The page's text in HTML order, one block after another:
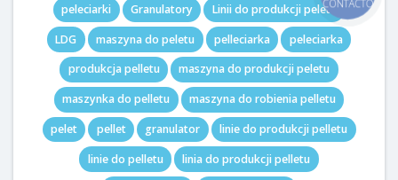
peleciarki Granulatory
Linii do produkcji peletu
LDG
maszyna do peletu pelleciarka
peleciarka
produkcja pelletu
maszyna do produkcji peletu
maszynka do pelletu
maszyna do robienia pelletu
pelet
pellet granulator
linie do produkcji pelletu
linie do pelletu
linia do produkcji pelletu